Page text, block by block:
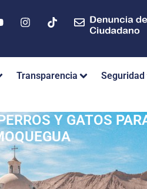
Transparencia Seguridad
Y GATOS